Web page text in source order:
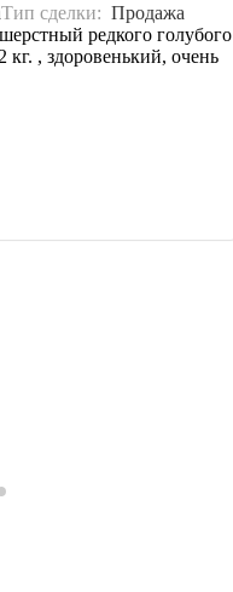
Тип сделки: Продажа
редкого голубого
кг. , здоровенький, очень